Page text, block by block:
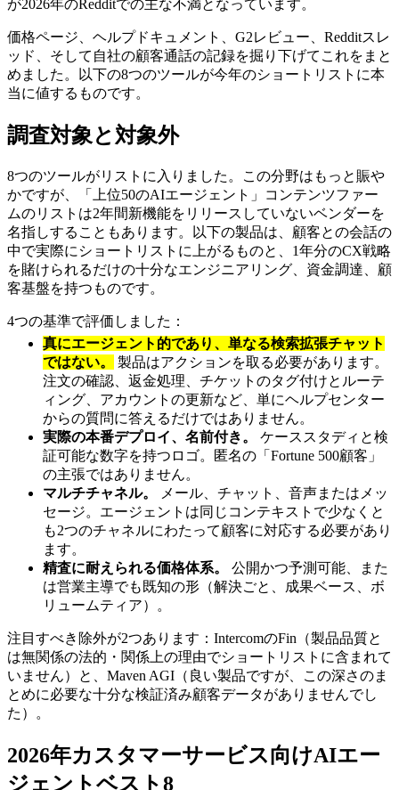
が2026年のRedditでの主な不満となっています。
価格ページ、ヘルプドキュメント、G2レビュー、Redditスレ
ッド、そして自社の顧客通話の記録を掘り下げてこれをまと
めました。以下の8つのツールが今年のショートリストに本
当に値するものです。
調査対象と対象外
8つのツールがリストに入りました。この分野はもっと賑や
かですが、「上位50のAIエージェント」コンテンツファー
ムのリストは2年間新機能をリリースしていないベンダーを
名指しすることもあります。以下の製品は、顧客との会話の
中で実際にショートリストに上がるものと、1年分のCX戦略
を賭けられるだけの十分なエンジニアリング、資金調達、顧
客基盤を持つものです。
4つの基準で評価しました：
真にエージェント的であり、単なる検索拡張チャット
ではない。
製品はアクションを取る必要があります。
注文の確認、返金処理、チケットのタグ付けとルーテ
ィング、アカウントの更新など、単にヘルプセンター
からの質問に答えるだけではありません。
実際の本番デプロイ、名前付き。
ケーススタディと検
証可能な数字を持つロゴ。匿名の「Fortune 500顧客」
の主張ではありません。
マルチチャネル。
メール、チャット、音声またはメッ
セージ。エージェントは同じコンテキストで少なくと
も2つのチャネルにわたって顧客に対応する必要があり
ます。
精査に耐えられる価格体系。
公開かつ予測可能、また
は営業主導でも既知の形（解決ごと、成果ベース、ボ
リュームティア）。
注目すべき除外が2つあります：IntercomのFin（製品品質と
は無関係の法的・関係上の理由でショートリストに含まれて
いません）と、Maven AGI（良い製品ですが、この深さのま
とめに必要な十分な検証済み顧客データがありませんでし
た）。
2026年カスタマーサービス向けAIエー
ジェントベスト8